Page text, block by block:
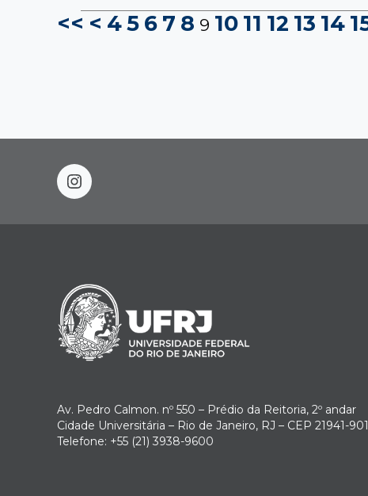
<< < 45 6 7 8 9 10 11 12 13 14
instagram
Av. Pedro Calmon. nº 550 – Prédio da Reitoria, 2º andar
Cidade Universitária – Rio de Janeiro, RJ – CEP 21941-901
Telefone: +55 (21) 3938-9600